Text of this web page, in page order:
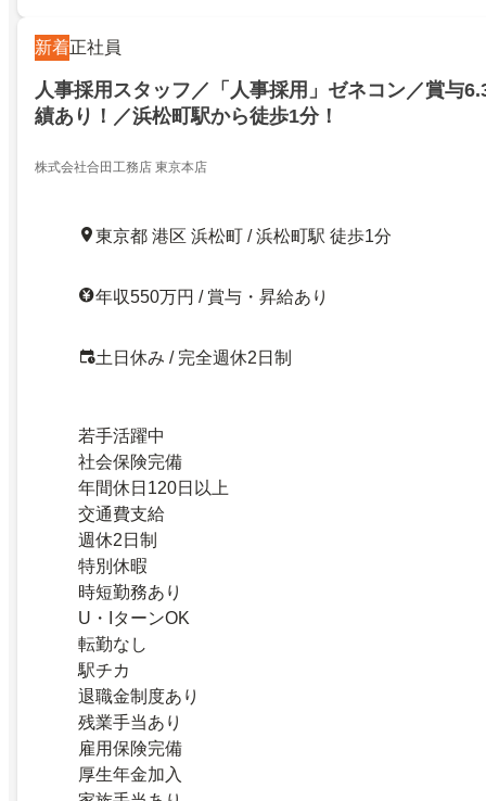
新着正社員
人事採用スタッフ／「人事採用」ゼネコン／賞与
績あり！／浜松町駅から徒歩1分！
株式会社合田工務店 東京本店
東京都 港区 浜松町 / 浜松町駅 徒歩1分
年収550万円 / 賞与・昇給あり
土日休み / 完全週休2日制
若手活躍中
社会保険完備
年間休日120日以上
交通費支給
週休2日制
特別休暇
時短勤務あり
U・IターンOK
転勤なし
駅チカ
退職金制度あり
残業手当あり
雇用保険完備
厚生年金加入